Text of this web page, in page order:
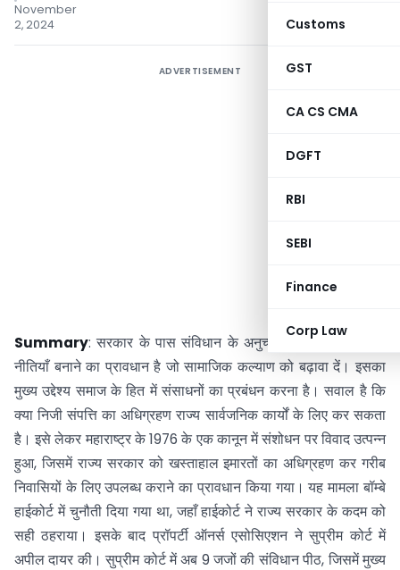
Customs
GST
CA CS CMA
DGFT
RBI
SEBI
Finance
Corp Law
November
2, 2024
ADVERTISEMENT
Summary: सरकार के पास संविधान के अनुच्छेद 39बी के तहत ऐसी
नीतियाँ बनाने का प्रावधान है जो सामाजिक कल्याण को बढ़ावा दें। इसका
मुख्य उद्देश्य समाज के हित में संसाधनों का प्रबंधन करना है। सवाल है कि
क्या निजी संपत्ति का अधिग्रहण राज्य सार्वजनिक कार्यों के लिए कर सकता
है। इसे लेकर महाराष्ट्र के 1976 के एक कानून में संशोधन पर विवाद उत्पन्न
हुआ, जिसमें राज्य सरकार को खस्ताहाल इमारतों का अधिग्रहण कर गरीब
निवासियों के लिए उपलब्ध कराने का प्रावधान किया गया। यह मामला बॉम्बे
हाईकोर्ट में चुनौती दिया गया था, जहाँ हाईकोर्ट ने राज्य सरकार के कदम को
सही ठहराया। इसके बाद प्रॉपर्टी ऑनर्स एसोसिएशन ने सुप्रीम कोर्ट में
अपील दायर की। सुप्रीम कोर्ट में अब 9 जजों की संविधान पीठ, जिसमें मुख्य